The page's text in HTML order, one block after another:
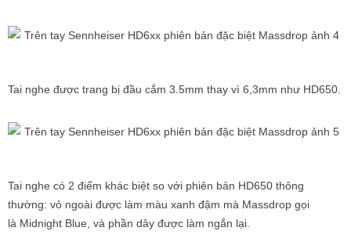
Tai nghe được trang bị đầu cắm 3.5mm thay vì 6,3mm như HD650.
Tai nghe có 2 điểm khác biệt so với phiên bản HD650 thông
thường: vỏ ngoài được làm màu xanh đậm mà Massdrop gọi
là Midnight Blue, và phần dây được làm ngắn lại.